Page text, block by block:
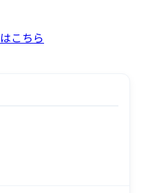
こちら